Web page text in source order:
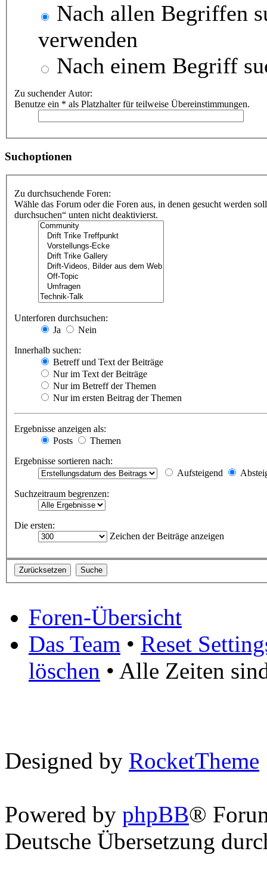
Nach allen Begriffen
verwenden
Nach einem Begriff
Zu suchender Autor:
Benutze ein * als Platzhalter für teilweise Übereinstimmungen.
Suchoptionen
Zu durchsuchende Foren:
Wähle das Forum oder die Foren aus, in denen gesucht werden
durchsuchen“ unten nicht deaktivierst.
Unterforen durchsuchen:
Ja
Nein
Innerhalb suchen:
Betreff und Text der Beiträge
Nur im Text der Beiträge
Nur im Betreff der Themen
Nur im ersten Beitrag der Themen
Ergebnisse anzeigen als:
Posts
Themen
Ergebnisse sortieren nach:
Aufsteigend
Suchzeitraum begrenzen:
Die ersten:
Zeichen der Beiträge anzeigen
Foren-Übersicht
Das Team • Reset
löschen • Alle Zeiten
Designed by RocketTheme
Powered by phpBB®
Deutsche Übersetzung